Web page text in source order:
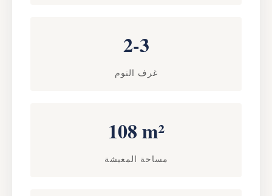
2-3
غرف النوم
108 m²
مساحة المعيشة